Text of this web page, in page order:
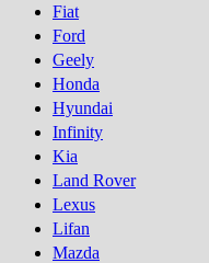
Fiat
Ford
Geely
Honda
Hyundai
Infinity
Kia
Land Rover
Lexus
Lifan
Mazda